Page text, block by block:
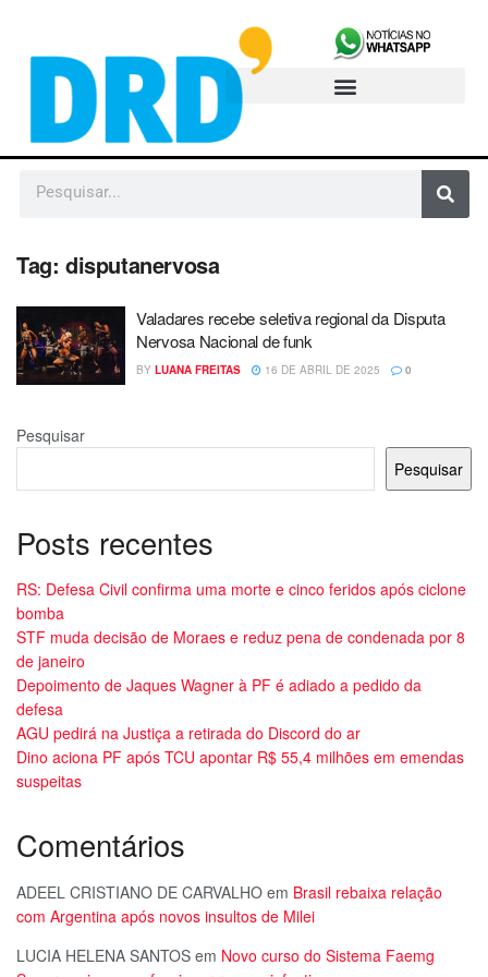
Tag: disputanervosa
Valadares recebe seletiva regional da Disputa
Nervosa Nacional de funk
BY LUANA FREITAS 16 DE ABRIL DE 2025 0
Pesquisar
Pesquisar
Posts recentes
RS: Defesa Civil confirma uma morte e cinco feridos após ciclone
bomba
STF muda decisão de Moraes e reduz pena de condenada por 8
de janeiro
Depoimento de Jaques Wagner à PF é adiado a pedido da
defesa
AGU pedirá na Justiça a retirada do Discord do ar
Dino aciona PF após TCU apontar R$ 55,4 milhões em emendas
suspeitas
Comentários
ADEEL CRISTIANO DE CARVALHO em Brasil rebaixa relação
com Argentina após novos insultos de Milei
LUCIA HELENA SANTOS em Novo curso do Sistema Faemg